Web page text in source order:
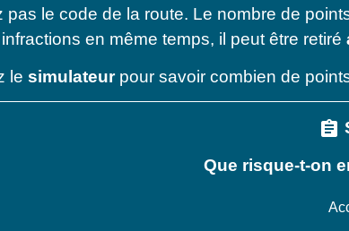
pas le code de la route. Le nombre de
en même temps, il peut être retiré
le simulateurpour savoir combien de
assignment
Que risque-t-on